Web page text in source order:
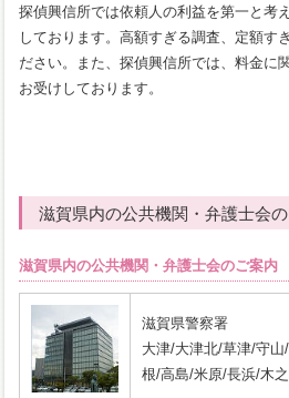
探偵興信所では依頼人の利益を第一と考
しております。高額すぎる調査、定額す
ださい。また、探偵興信所では、料金に
お受けしております。
滋賀県内の公共機関・弁護士会
滋賀県内の公共機関・弁護士会のご案内
滋賀県警察署
大津/大津北/草津/守
根/高島/米原/長浜/木